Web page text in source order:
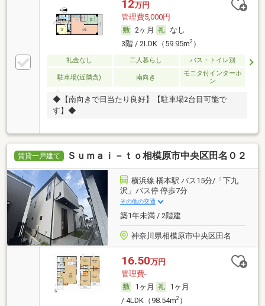
12万円
管理費5,000円
2ヶ月
なし
3階 / 2LDK（59.95m2）
礼金なし 二人暮らし バス・トイレ別
駐車場(近隣含) 南向き
モニタ付インターホ
ン
◆【南向きで日当たり良好】【駐車場2台目可能で
す】◆
賃貸一戸建て Ｓｕｍａｉ－ｔｏ相模原市中央区田名０２
横浜線 橋本駅 バス15分/「下九
沢」バス停 停歩7分
その他の交通
築1年未満 / 2階建
神奈川県相模原市中央区田名
16.50万円
管理費-
1ヶ月
1ヶ月
/ 4LDK（98.54m2）